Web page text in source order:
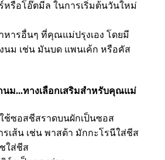
หรือโอ๊ตมีล ในการเริ่มต้นวันใหม่
หารอื่นๆ ที่คุณแม่ปรุงเอง โดยมี
นม เช่น มันบด แพนเค้ก หรือคัส
ม...ทางเลือกเสริมสำหรับคุณแม่
ช้ซอสชีสราดบนผักเป็นซอส
เส้น เช่น พาสต้า มักกะโรนีใส่ชีส
ใส่ชีส